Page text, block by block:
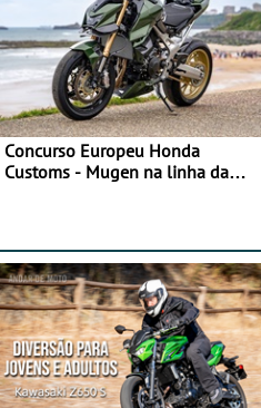
Concurso Europeu Honda
Customs - Mugen na linha da